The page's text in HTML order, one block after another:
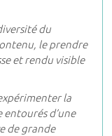
du
le prendre
et rendu visible
la
d’une
de grande